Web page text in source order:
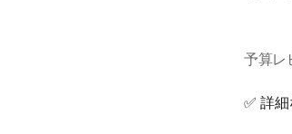
予算レ
✅ 詳